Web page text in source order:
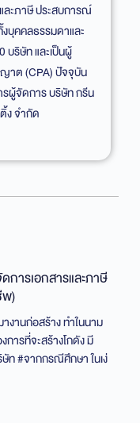
ะภาษี ประสบการณ์
บุคคลธรรมดาและ
ริษัท และเป็นผู้
ต (CPA) ปัจจุบัน
ผู้จัดการ บริษัท กรีน
ง จำกัด
การเอกสารและภาษี
พ)
งานก่อสร้าง ทำในนาม
ารที่จะสร้างโกดัง มี
ษัท #จากกรณีศึกษา ในเง่